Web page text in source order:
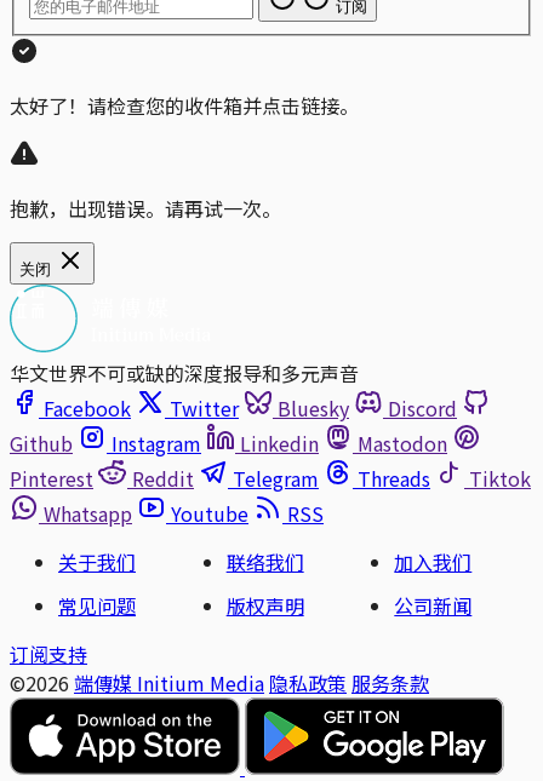
订阅
太好了！请检查您的收件箱并点击链接。
抱歉，出现错误。请再试一次。
关闭
华文世界不可或缺的深度报导和多元声音
Facebook
Twitter Bluesky
Discord
Github
Instagram Linkedin
Mastodon
Pinterest
Reddit Telegram Threads
Tiktok
Whatsapp
Youtube
RSS
关于我们
联络我们
加入我们
常见问题
版权声明
公司新闻
订阅支持
©2026 端傳媒 Initium Media 隐私政策 服务条款